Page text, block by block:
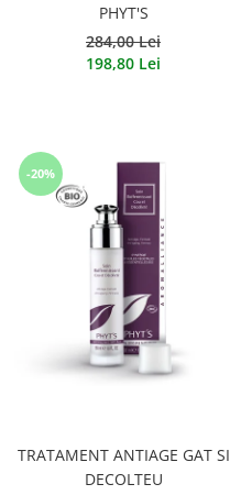
PHYT'S
284,00 Lei
198,80 Lei
-20%
TRATAMENT ANTIAGE GAT SI
DECOLTEU